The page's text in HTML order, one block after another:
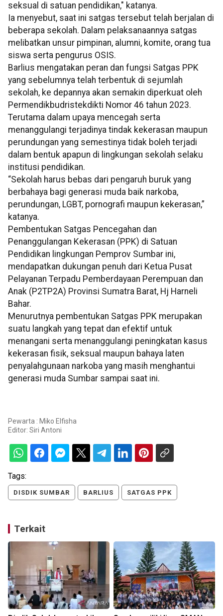
seksual di satuan pendidikan," katanya.
Ia menyebut, saat ini satgas tersebut telah berjalan di
beberapa sekolah. Dalam pelaksanaannya satgas
melibatkan unsur pimpinan, alumni, komite, orang tua
siswa serta pengurus OSIS.
Barlius mengatakan peran dan fungsi Satgas PPK
yang sebelumnya telah terbentuk di sejumlah
sekolah, ke depannya akan semakin diperkuat oleh
Permendikbudristekdikti Nomor 46 tahun 2023.
Terutama dalam upaya mencegah serta
menanggulangi terjadinya tindak kekerasan maupun
perundungan yang semestinya tidak boleh terjadi
dalam bentuk apapun di lingkungan sekolah selaku
institusi pendidikan.
“Sekolah harus bebas dari pengaruh buruk yang
berbahaya bagi generasi muda baik narkoba,
perundungan, LGBT, pornografi maupun kekerasan,”
katanya.
Pembentukan Satgas Pencegahan dan
Penanggulangan Kekerasan (PPK) di Satuan
Pendidikan lingkungan Pemprov Sumbar ini,
mendapatkan dukungan penuh dari Ketua Pusat
Pelayanan Terpadu Pemberdayaan Perempuan dan
Anak (P2TP2A) Provinsi Sumatra Barat, Hj Harneli
Bahar.
Menurutnya pembentukan Satgas PPK merupakan
suatu langkah yang tepat dan efektif untuk
menangani serta menanggulangi peningkatan kasus
kekerasan fisik, seksual maupun bahaya laten
penyalahgunaan narkoba yang masih menghantui
generasi muda Sumbar sampai saat ini.
Pewarta : Miko Elfisha
Editor: Siri Antoni
Tags:
DISDIK SUMBAR BARLIUS SATGAS PPK
Terkait